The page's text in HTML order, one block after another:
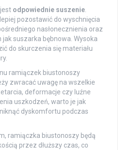
odpowiednie suszenie.
pozostawić do wyschnięcia
nasłonecznienia oraz
suszarka bębnowa. Wysoka
do skurczenia się materiału
ramiączek biustonoszy
zwracać uwagę na wszelkie
deformacje czy luźne
uszkodzeń, warto je jak
dyskomfortu podczas
ramiączka biustonoszy będą
przez dłuższy czas, co